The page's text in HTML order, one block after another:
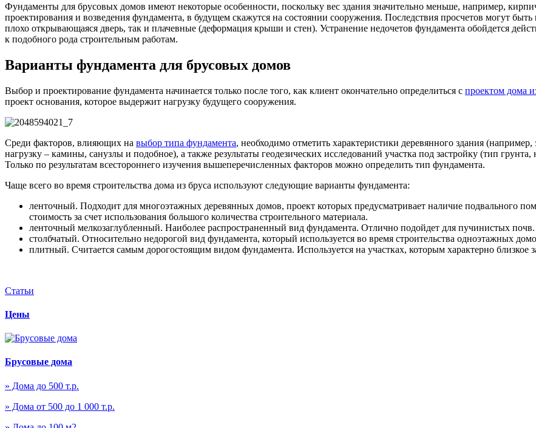
Фундаменты для брусовых домов имеют некоторые особенности, поскольку вес здания значительно меньше, например,
проектирования и возведения фундамента, в будущем скажутся на состоянии сооружения. Последствия просчетов могут
плохо открывающаяся дверь, так и плачевные (деформация крыши и стен). Устранение недочетов фундамента обойдется
к подобного рода строительным работам.
Варианты фундамента для брусовых домов
Выбор и проектирование фундамента начинается только после того, как клиент окончательно определиться с проектом дома
проект основания, которое выдержит нагрузку будущего сооружения.
Среди факторов, влияющих на выбор типа фундамента, необходимо отметить характеристики деревянного здания
нагрузку – камины, санузлы и подобное), а также результаты геодезических исследований участка под застройку (тип
Только по результатам всестороннего изучения вышеперечисленных факторов можно определить тип фундамента.
Чаще всего во время строительства дома из бруса используют следующие варианты фундамента:
ленточный. Подходит для многоэтажных деревянных домов, проект которых предусматривает наличие подвального
стоимость за счет использования большого количества строительного материала.
ленточный мелкозаглубленный. Наиболее распространенный вид фундамента. Отлично подойдет для пучинистых
столбчатый. Относительно недорогой вид фундамента, который используется во время строительства одноэтажных
плитный. Считается самым дорогостоящим видом фундамента. Используется на участках, которым характерно близкое
Статьи
Цены
Брусовые дома
» Дома до 500 т.р.
» Дома от 500 до 1 000 т.р.